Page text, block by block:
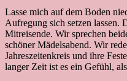
Lasse mich auf dem Boden
Aufregung sich setzen lassen.
Mitreisende. Wir sprechen
schöner Mädelsabend. Wir
Jahreszeitenkreis und ihre
langer Zeit ist es ein Gefühl,